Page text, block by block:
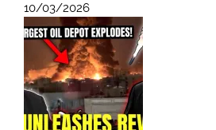
10/03/2026